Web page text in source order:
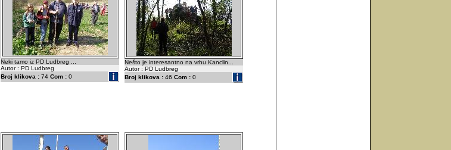
Neki tamo iz PD Ludbreg ...
Autor : PD Ludbreg
Broj klikova : 74 Com : 0
Nešto je interesantno na vrhu Kanclin...
Autor : PD Ludbreg
Broj klikova : 46 Com : 0